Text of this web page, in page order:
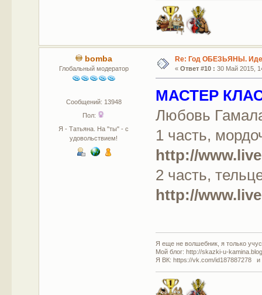
bomba
Глобальный модератор
Сообщений: 13948
Пол:
Я - Татьяна. На "ты" - с
удовольствием!
Re: Год ОБЕЗЬЯНЫ.
« Ответ #10 : 30 Май 2015,
МАСТЕР
Любовь
1 часть,
http://
2 часть,
http://
Я еще не волшебник, я только
Мой блог: http://skazki-u-
Я ВК: https://vk.com/id187887278 и